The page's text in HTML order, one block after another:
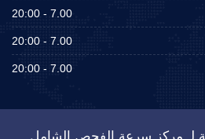
7.00 - 20:00
7.00 - 20:00
7.00 - 20:00